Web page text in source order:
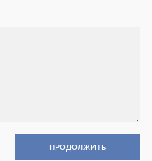
ПРОДОЛЖИТЬ